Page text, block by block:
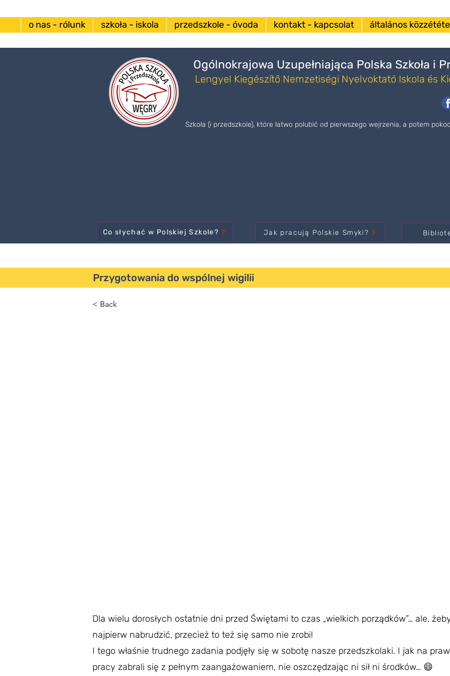
o nas - rólunk szkoła - iskola przedszkole - óvoda kontakt - kapcsolat általános
Przygotowania do wspólnej wigilii
< Back
Dla wielu dorosłych ostatnie dni przed Świętami to czas „wielkich porządków”… ale,
najpierw nabrudzić, przecież to też się samo nie zrobi!
I tego właśnie trudnego zadania podjęły się w sobotę nasze przedszkolaki. I jak na
pracy zabrali się z pełnym zaangażowaniem, nie oszczędzając ni sił ni środków… 😄
Szkoła (i przedszkole), które łatwo polubić od pierwszego wejrzenia, a potem
Co słychać w Polskiej Szkole? Jak pracują Polskie Smyki?
Ogólnokrajowa Uzupełniająca Polska Szkoła i
Lengyel Kiegészítő Nemzetiségi Nyelvoktató Iskola és